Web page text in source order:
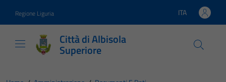
Regione Liguria Lingua attiva:
ITA
Città di Albisola
Superiore